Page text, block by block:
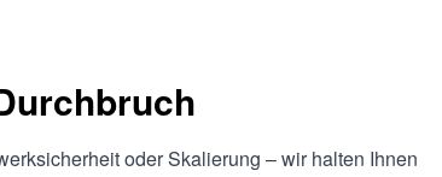
oder Skalierung – wir halten Ihnen